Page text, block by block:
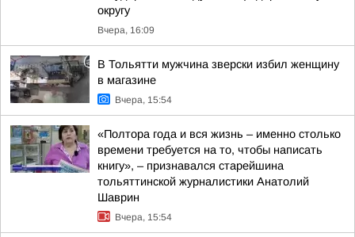
округу
Вчера, 16:09
В Тольятти мужчина зверски избил женщину
в магазине
Вчера, 15:54
«Полтора года и вся жизнь – именно столько
времени требуется на то, чтобы написать
книгу», – признавался старейшина
тольяттинской журналистики Анатолий
Шаврин
Вчера, 15:54